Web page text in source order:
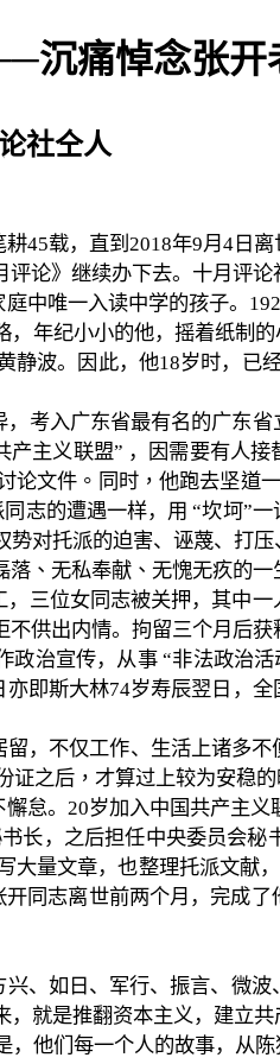
沉痛悼念张开
社仝人
耕45载，直到 2018年9月 4 日
评论》继续办下去。十月评论
中唯一入读中学的孩子。
年纪小小的他，摇着纸制
静波。因此，他18岁时，已
，考入广东省最有名的广东
产主义联盟” ，因需要有人接
论文件。同时，他跑去坚道
志的遭遇一样，用 “坎坷”一
对托派的迫害、诬蔑、打
落、无私奉献、无愧无疚的一
，三位女同志被关押，其中
供出内情。拘留三个月后获
政治宣传，从事“非法政治活
亦即斯大林74岁寿辰翌日，
，不仅工作、生活上诸多
证之后，才算过上较为安稳
怠。 20岁加入中国共产主义
长，之后担任中央委员会秘
大量文章，也整理托派文献
开同志离世前两个月，完成
、如日、军行、振言、微波
就是推翻资本主义，建立
他们每一个人的故事，从